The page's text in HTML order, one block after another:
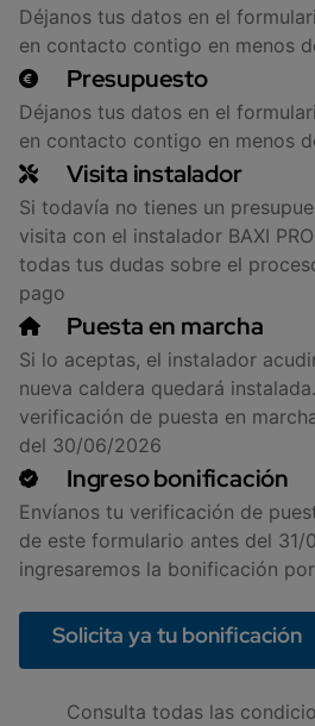
Déjanos tus datos en el
en contacto contigo en menos
Presupuesto
Déjanos tus datos en el
en contacto contigo en menos
Visita instalador
Si todavía no tienes un
visita con el instalador BAXI
todas tus dudas sobre el
pago
Puesta en marcha
Si lo aceptas, el instalador
nueva caldera quedará
verificación de puesta en
del 30/06/2026
Ingreso bonificación
Envíanos tu verificación de
de este formulario antes del
ingresaremos la bonificación
Solicita ya tu bonificación
Consulta todas las